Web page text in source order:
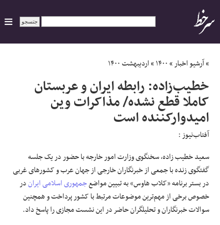
ایران
سیاسی
اقتصاد
ورزشی
جهان
اجتماعی
حوادث
»آرشیو اخبار»۱۴۰۰»اردیبهشت ۱۴۰۰
خطیب‌زاده: رابطه ایران و عربستان
کاملا قطع نشده/ مذاکرات وین
امیدوارکننده است
آفتاب‌‌نیوز :
سعید خطیب زاده، سخنگوی وزارت امور خارجه با حضور در یک جلسه
گفتگوی زنده با جمعی از خبرنگاران خارجی از جهان عرب و کشورهای غربی
در بستر برنامه «کلاب هاوس» به تبیین مواضعجمهوری اسلامی ایراندر
خصوص برخی از مهم‌ترین موضوعات مرتبط با کشور پرداخت و همچنین
سوالات خبرنگاران و تحلیلگران حاضر در این نشست مجازی را پاسخ داد.